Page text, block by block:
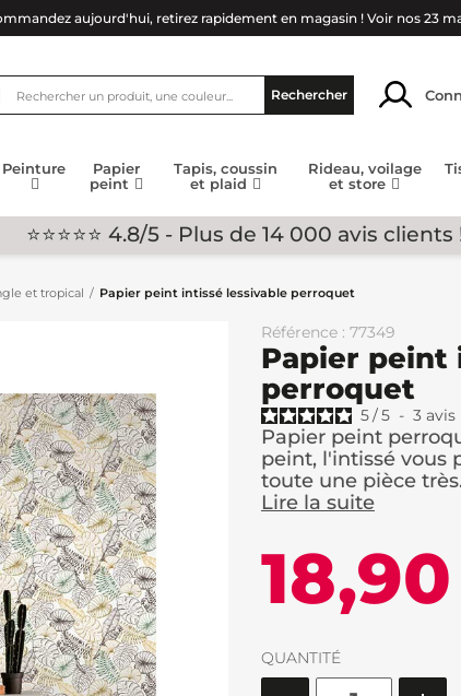
aujourd'hui, retirez rapidement en magasin ! Voir nos 23
Rechercher
Peinture
Papier
peint
Tapis, coussin
et plaid
Rideau, voilage
et store
⭐⭐⭐⭐⭐ 4.8/5 - Plus de 14 000 avis clients
et tropical Papier peint intissé lessivable perroquet
Référence : 77349
Papier peint
perroquet
5/5 - 3 avis
Papier peint
peint, l'intissé vous
toute une pièce
Lire la suite
QUANTITÉ